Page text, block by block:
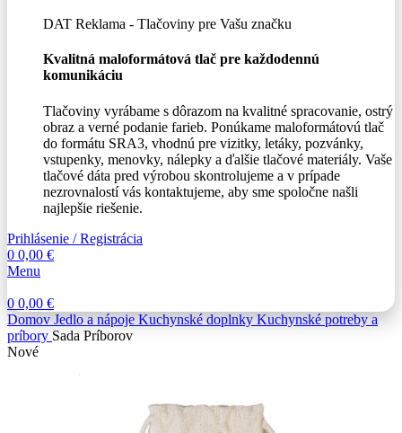
DAT Reklama - Tlačoviny pre Vašu značku
Kvalitná maloformátová tlač pre každodennú
komunikáciu
Tlačoviny vyrábame s dôrazom na kvalitné spracovanie, ostrý
obraz a verné podanie farieb. Ponúkame maloformátovú tlač
do formátu SRA3, vhodnú pre vizitky, letáky, pozvánky,
vstupenky, menovky, nálepky a ďalšie tlačové materiály. Vaše
tlačové dáta pred výrobou skontrolujeme a v prípade
nezrovnalostí vás kontaktujeme, aby sme spoločne našli
najlepšie riešenie.
Prihlásenie / Registrácia
0 0,00 €
Menu
0 0,00 €
Domov Jedlo a nápoje Kuchynské doplnky Kuchynské potreby a
príbory Sada Príborov
Nové